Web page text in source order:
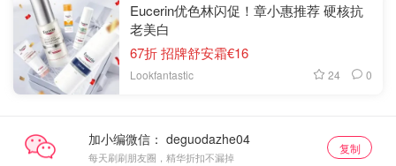
Eucerin优色林闪促！章小惠推荐 硬核抗
老美白
67折 招牌舒安霜€16
Lookfantastic 24 0
加小编微信：
每天刷刷朋友圈，精华折扣不漏掉
复制